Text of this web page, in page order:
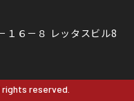
６－８ レッタスビル8
reserved.